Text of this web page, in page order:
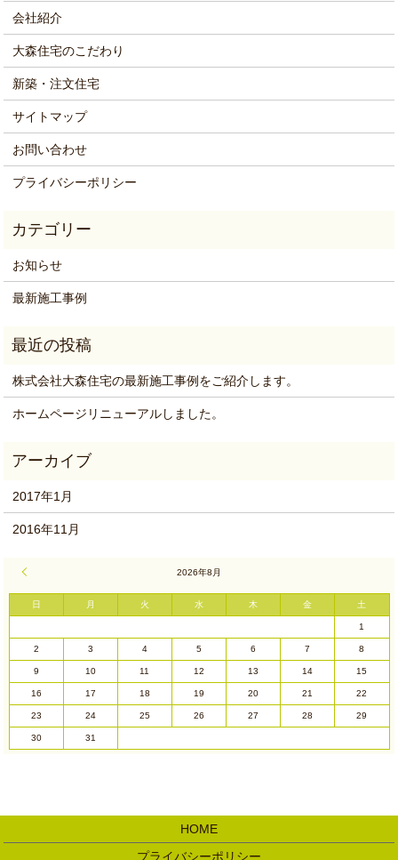
会社紹介
大森住宅のこだわり
新築・注文住宅
サイトマップ
お問い合わせ
プライバシーポリシー
お知らせ
最新施工事例
株式会社大森住宅の最新施工事例をご紹介します。
ホームページリニューアルしました。
2017年1月
2016年11月
2026年8月
日 月 火 水 木 金 土
1
2 3 4 5 6 7 8
9 10 11 12 13 14 15
16 17 18 19 20 21 22
23 24 25 26 27 28 29
30 31
HOME
プライバシーポリシー